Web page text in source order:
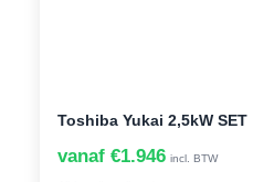
Toshiba Yukai 2,5kW SET
vanaf €1.946 incl. BTW